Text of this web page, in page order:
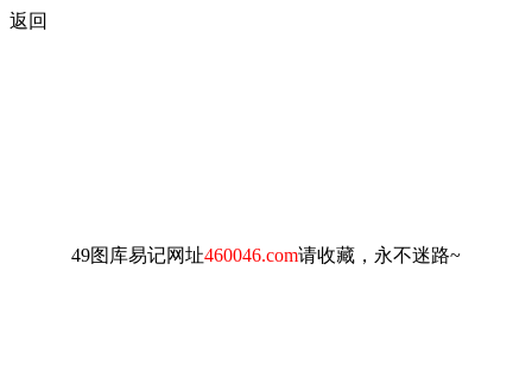
返回
49图库易记网址460046.com请收藏，永不迷路~